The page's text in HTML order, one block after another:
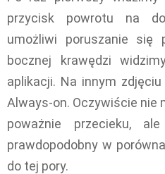
przycisk powrotu na
umożliwi poruszanie się
bocznej krawędzi
aplikacji. Na innym
Always-on. Oczywiście nie
poważnie przecieku,
prawdopodobny w
do tej pory.